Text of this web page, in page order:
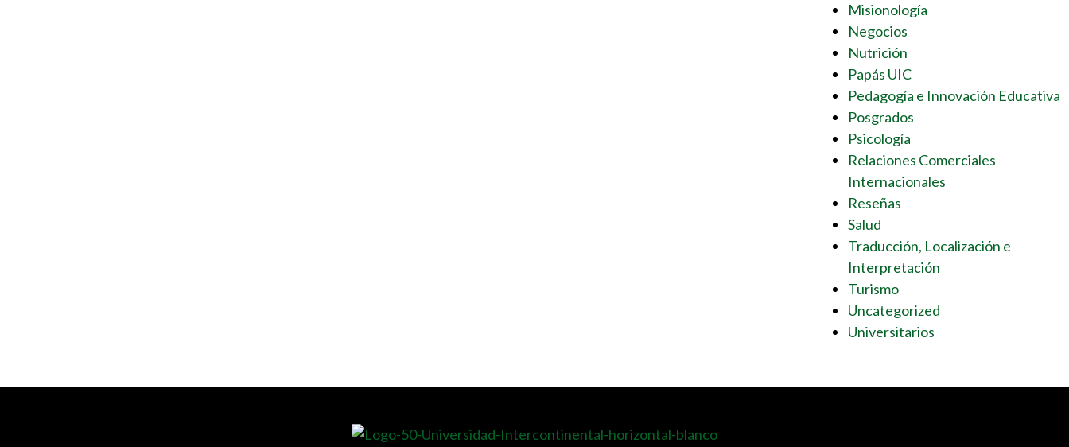
Misionología
Negocios
Nutrición
Papás UIC
Pedagogía e Innovación Educativa
Posgrados
Psicología
Relaciones Comerciales
Internacionales
Reseñas
Salud
Traducción, Localización e
Interpretación
Turismo
Uncategorized
Universitarios